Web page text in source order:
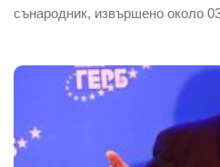
сънародник, извършено около